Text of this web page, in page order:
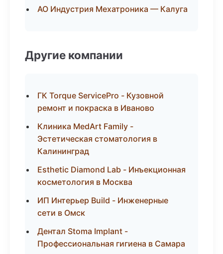
АО Индустрия Мехатроника — Калуга
Другие компании
ГК Torque ServicePro - Кузовной
ремонт и покраска в Иваново
Клиника MedArt Family -
Эстетическая стоматология в
Калининград
Esthetic Diamond Lab - Инъекционная
косметология в Москва
ИП Интерьер Build - Инженерные
сети в Омск
Дентал Stoma Implant -
Профессиональная гигиена в Самара